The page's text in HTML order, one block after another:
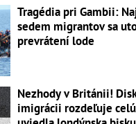
Tragédia pri Gambii:
sedem migrantov sa
prevrátení lode
Nezhody v Británii!
imigrácii rozdeľuje